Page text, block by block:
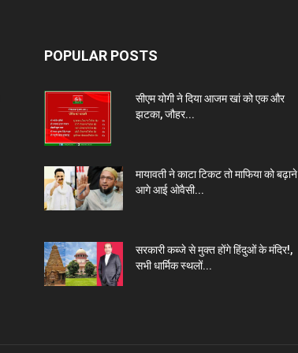
POPULAR POSTS
सीएम योगी ने दिया आजम खां को एक और
झटका, जौहर...
मायावती ने काटा टिकट तो माफिया को बढ़ाने
आगे आई ओवैसी...
सरकारी कब्जे से मुक्त होंगे हिंदुओं के मंदिर!,
सभी धार्मिक स्थलों...